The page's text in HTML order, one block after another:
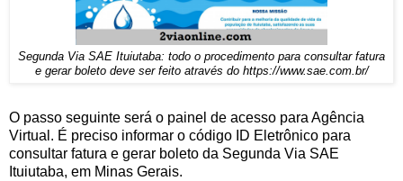
Segunda Via SAE Ituiutaba: todo o procedimento para consultar fatura
e gerar boleto deve ser feito através do https://www.sae.com.br/
O passo seguinte será o painel de acesso para Agência
Virtual. É preciso informar o código ID Eletrônico para
consultar fatura e gerar boleto da Segunda Via SAE
Ituiutaba, em Minas Gerais.